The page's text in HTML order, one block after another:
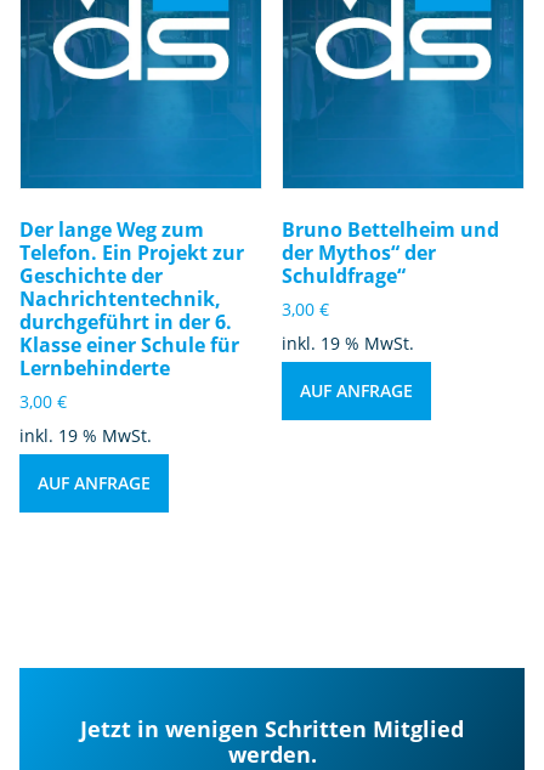
Der lange Weg zum
Telefon. Ein Projekt zur
Geschichte der
Nachrichtentechnik,
durchgeführt in der 6.
Klasse einer Schule für
Lernbehinderte
3,00 €
inkl. 19 % MwSt.
AUF ANFRAGE
Bruno Bettelheim und
der Mythos“ der
Schuldfrage“
3,00€
inkl. 19 % MwSt.
AUF ANFRAGE
Jetzt in wenigen Schritten Mitglied
werden.